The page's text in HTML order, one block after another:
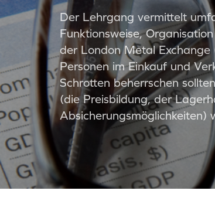
Der Lehrgang vermittelt
Funktionsweise,
der London Metal
Personen im Einkauf und
Schrotten beherrschen
(die Preisbildung, der
Absicherungsmöglichkeiten)